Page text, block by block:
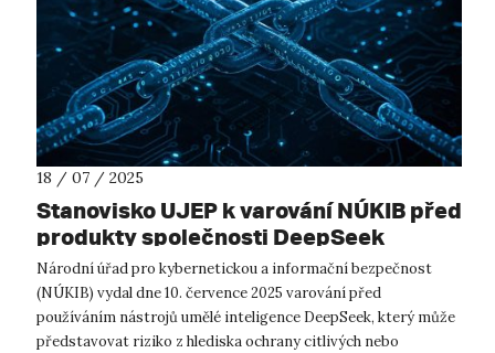
18 / 07 / 2025
Stanovisko UJEP k varování NÚKIB před
produkty společnosti DeepSeek
Národní úřad pro kybernetickou a informační bezpečnost
(NÚKIB) vydal dne 10. července 2025 varování před
používáním nástrojů umělé inteligence DeepSeek, který může
představovat riziko z hlediska ochrany citlivých nebo